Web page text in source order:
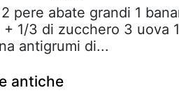
pere abate grandi 1
+ 1/3 di zucchero 3 uova
antigrumi di...
antiche